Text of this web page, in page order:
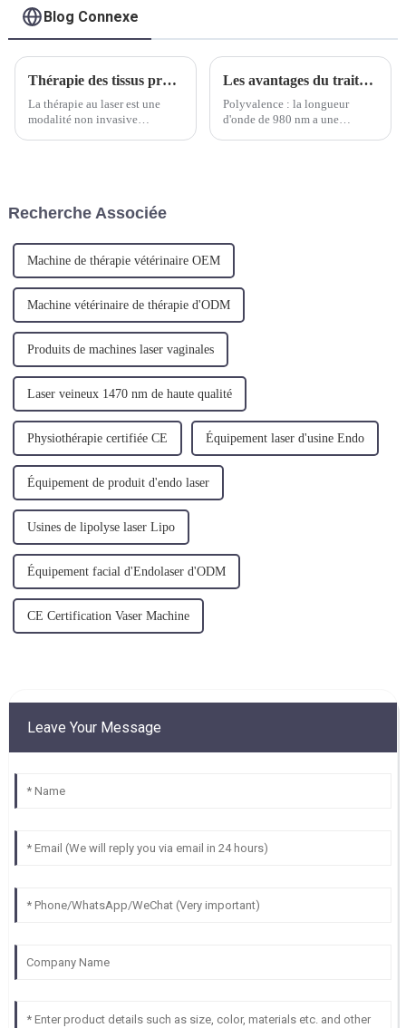
Blog Connexe
Thérapie des tissus profonds Thérapie au laser : un traitement révolutionnaire pour soulager la douleur
La thérapie au laser est une
modalité non invasive
ce qu'on appelle le laser "tissus
Les avantages du traitement au laser pour les varices
Polyvalence : la longueur
d'onde de 980 nm a une
Recherche Associée
Machine de thérapie vétérinaire OEM
Machine vétérinaire de thérapie d'ODM
Produits de machines laser vaginales
Laser veineux 1470 nm de haute qualité
Physiothérapie certifiée CE Équipement laser d'usine Endo
Équipement de produit d'endo laser
Usines de lipolyse laser Lipo
Équipement facial d'Endolaser d'ODM
CE Certification Vaser Machine
Leave Your Message